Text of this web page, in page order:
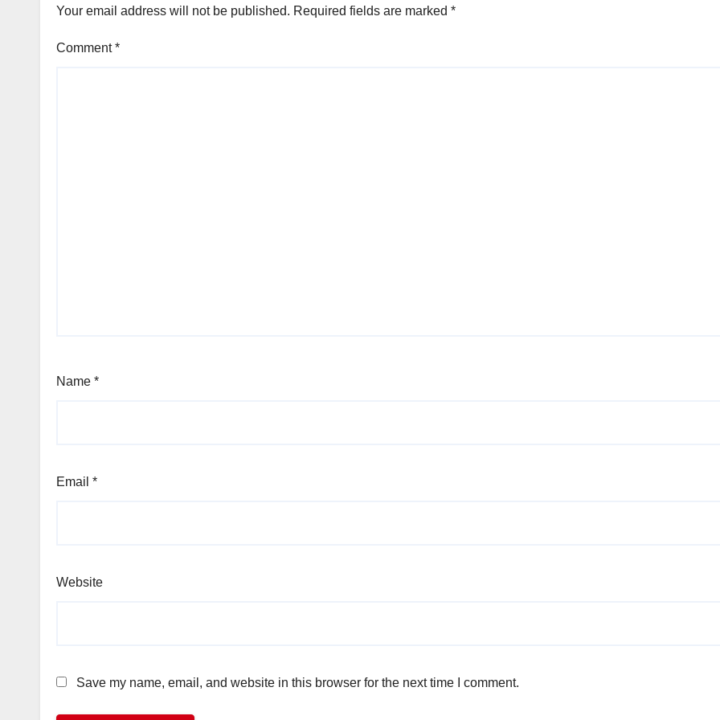
Your email address will not be published. Required fields are marked *
Comment*
Name *
Email *
Website
Save my name, email, and website in this browser for the next time I comment.